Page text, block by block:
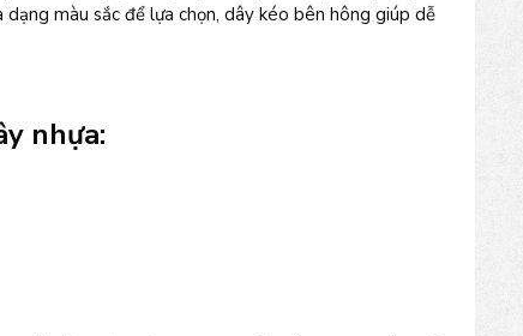
màu sắc để lựa chọn, dây kéo bên hông giúp dễ
nhựa: